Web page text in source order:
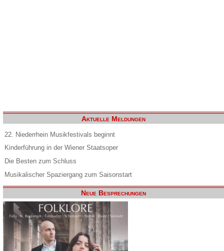
Aktuelle Meldungen
22. Niederrhein Musikfestivals beginnt
Kinderführung in der Wiener Staatsoper
Die Besten zum Schluss
Musikalischer Spaziergang zum Saisonstart
Neue Besprechungen